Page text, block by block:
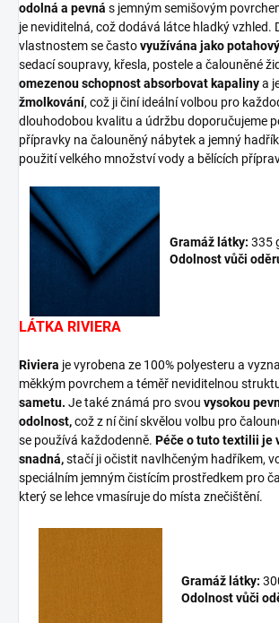
odolná a pevná s jemným semišovým
je neviditelná, což dodává látce hladký vzhled.
vlastnostem se častovyužívána jako
sedací soupravy, křesla, postele a čalouněné
omezenou schopnost absorbovat kapalinya
žmolkování, což ji činí ideální volbou pro
dlouhodobou kvalitu a údržbu doporučujeme
přípravky na čalouněný nábytek a jemný
použití velkého množství vody a bělících
Gramáž látky: 335
Odolnost vůči
LÁTKA RIVIERA
Riviera je vyrobena ze 100% polyesteru a
měkkým povrchem a téměř neviditelnou
sametu. Je také známá pro svou vysokou
odolnost,což z ní činí skvělou volbu pro
se používá každodenně. Péče o tuto textilii je
snadná,stačí ji očistit navlhčeným hadříkem,
speciálním jemným čistícím prostředkem pro
který se lehce vmasíruje do místa znečištění.
Gramáž látky:
Odolnost vůči